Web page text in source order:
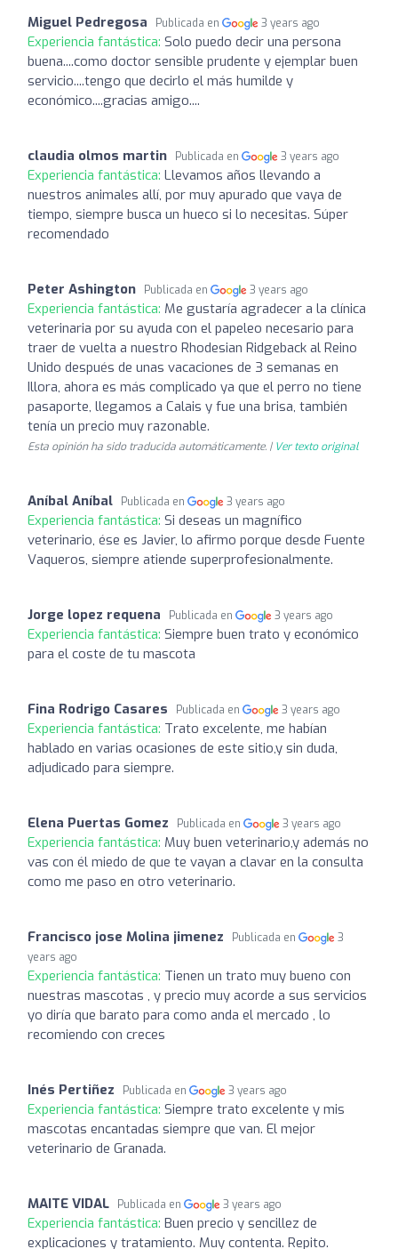
Miguel Pedregosa Publicada en 3 years ago
Experiencia fantástica: Solo puedo decir una persona
buena....como doctor sensible prudente y ejemplar buen
servicio....tengo que decirlo el más humilde y
económico....gracias amigo....
claudia olmos martin Publicada en 3 years ago
Experiencia fantástica: Llevamos años llevando a
nuestros animales allí, por muy apurado que vaya de
tiempo, siempre busca un hueco si lo necesitas. Súper
recomendado
Peter Ashington Publicada en 3 years ago
Experiencia fantástica: Me gustaría agradecer a la clínica
veterinaria por su ayuda con el papeleo necesario para
traer de vuelta a nuestro Rhodesian Ridgeback al Reino
Unido después de unas vacaciones de 3 semanas en
Illora, ahora es más complicado ya que el perro no tiene
pasaporte, llegamos a Calais y fue una brisa, también
tenía un precio muy razonable.
Esta opinión ha sido traducida automáticamente. | Ver texto original
Aníbal Aníbal Publicada en 3 years ago
Experiencia fantástica: Si deseas un magnífico
veterinario, ése es Javier, lo afirmo porque desde Fuente
Vaqueros, siempre atiende superprofesionalmente.
Jorge lopez requena Publicada en 3 years ago
Experiencia fantástica: Siempre buen trato y económico
para el coste de tu mascota
Fina Rodrigo Casares Publicada en 3 years ago
Experiencia fantástica: Trato excelente, me habían
hablado en varias ocasiones de este sitio,y sin duda,
adjudicado para siempre.
Elena Puertas Gomez Publicada en 3 years ago
Experiencia fantástica: Muy buen veterinario,y además no
vas con él miedo de que te vayan a clavar en la consulta
como me paso en otro veterinario.
Francisco jose Molina jimenez Publicada en
3
years ago
Experiencia fantástica: Tienen un trato muy bueno con
nuestras mascotas , y precio muy acorde a sus servicios
yo diría que barato para como anda el mercado , lo
recomiendo con creces
Inés Pertiñez Publicada en 3 years ago
Experiencia fantástica: Siempre trato excelente y mis
mascotas encantadas siempre que van. El mejor
veterinario de Granada.
MAITE VIDAL Publicada en 3 years ago
Experiencia fantástica: Buen precio y sencillez de
explicaciones y tratamiento. Muy contenta. Repito.